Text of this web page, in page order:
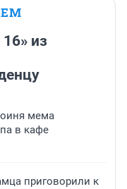
из
мема
в кафе
приговорили к